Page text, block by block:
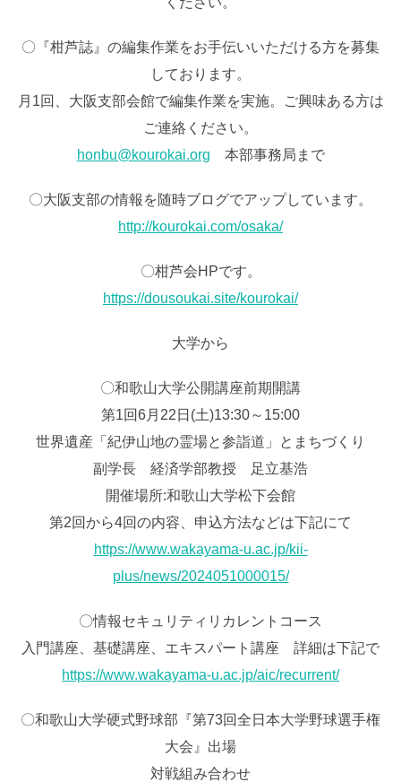
〇『柑芦誌』の編集作業をお手伝いいただける方を募集
しております。
月1回、大阪支部会館で編集作業を実施。ご興味ある方は
ご連絡ください。
honbu@kourokai.org 本部事務局まで
〇大阪支部の情報を随時ブログでアップしています。
http://kourokai.com/osaka/
〇柑芦会HPです。
https://dousoukai.site/kourokai/
大学から
〇和歌山大学公開講座前期開講
第1回6月22日(土)13:30～15:00
世界遺産「紀伊山地の霊場と参詣道」とまちづくり
副学長 経済学部教授 足立基浩
開催場所:和歌山大学松下会館
第2回から4回の内容、申込方法などは下記にて
https://www.wakayama-u.ac.jp/kii-
plus/news/2024051000015/
〇情報セキュリティリカレントコース
入門講座、基礎講座、エキスパート講座 詳細は下記で
https://www.wakayama-u.ac.jp/aic/recurrent/
〇和歌山大学硬式野球部『第73回全日本大学野球選手権
大会』出場
対戦組み合わせ